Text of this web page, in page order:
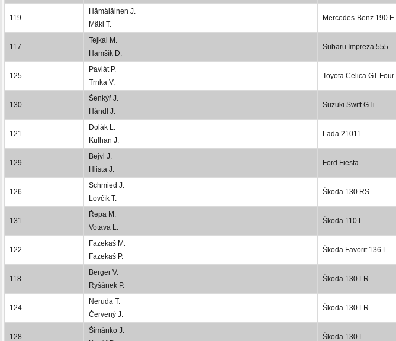
119
Hämäläinen J.
Mäki T.
Mercedes-Benz 190 E
117
Tejkal M.
Hamšík D.
Subaru Impreza 555
125
Pavlát P.
Trnka V.
Toyota Celica GT Four
130
Šenkýř J.
Hándl J.
Suzuki Swift GTi
121
Dolák L.
Kulhan J.
Lada 21011
129
Bejvl J.
Hlista J.
Ford Fiesta
126
Schmied J.
Lovčík T.
Škoda 130 RS
131
Řepa M.
Votava L.
Škoda 110 L
122
Fazekaš M.
Fazekaš P.
Škoda Favorit 136 L
118
Berger V.
Ryšánek P.
Škoda 130 LR
124
Neruda T.
Červený J.
Škoda 130 LR
128
Šimánko J.
Škoda 130 L